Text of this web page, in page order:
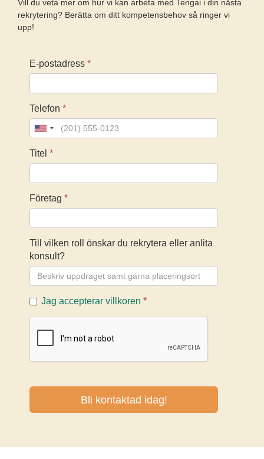
Vill du veta mer om hur vi kan arbeta med Tengai i din nästa
rekrytering? Berätta om ditt kompetensbehov så ringer vi
upp!